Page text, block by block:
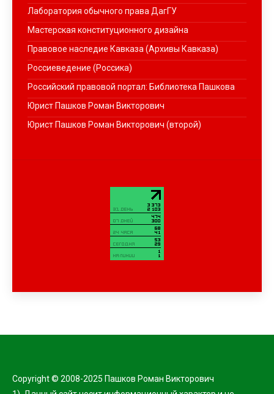
Лаборатория обычного права ДагГУ
Мастерская конституционного дизайна
Правовое наследие Кавказа (Архивы Кавказа)
Россиеведение (Россика)
Российский правовой портал: Библиотека Пашкова
Юрист Пашков Роман Викторович
Юрист Пашков Роман Викторович (второй)
Copyright © 2008-2025 Пашков Роман Викторович